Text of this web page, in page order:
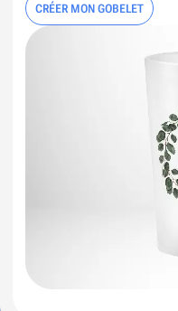
CRÉER MON GOBELET